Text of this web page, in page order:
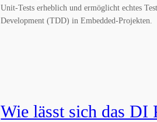
Unit-Tests erheblich und ermöglicht echtes
Development (TDD) in Embedded-Projekten.
Wie lässt sich das DI